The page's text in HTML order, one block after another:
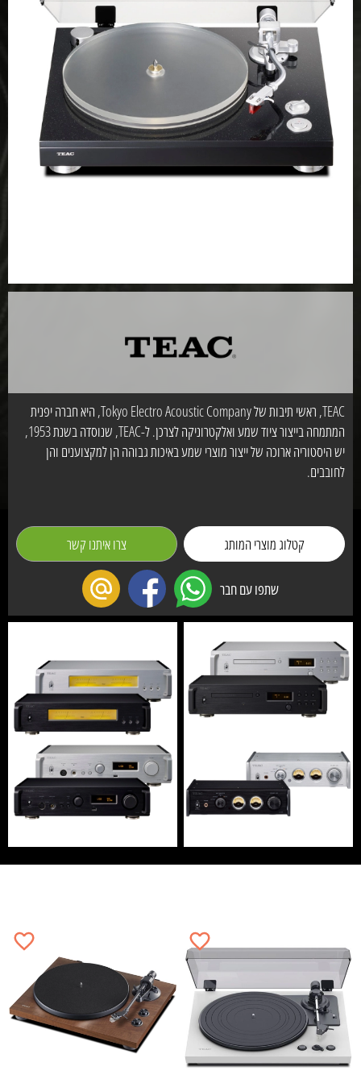
TEAC, ראשי תיבות של Tokyo Electro Acoustic Company, היא חברה יפנית
המתמחה בייצור ציוד שמע ואלקטרוניקה לצרכן. ל-TEAC, שנוסדה בשנת 1953,
יש היסטוריה ארוכה של ייצור מוצרי שמע באיכות גבוהה הן למקצוענים והן
לחובבים.
קטלוג מוצרי המותג צרו איתנו קשר
שתפו עם חבר